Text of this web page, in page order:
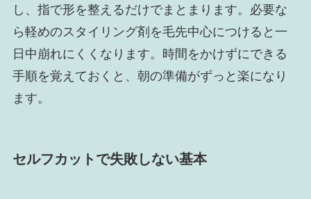
し、指で形を整えるだけでまとまります。必要な
ら軽めのスタイリング剤を毛先中心につけると一
日中崩れにくくなります。時間をかけずにできる
手順を覚えておくと、朝の準備がずっと楽になり
ます。
セルフカットで失敗しない基本